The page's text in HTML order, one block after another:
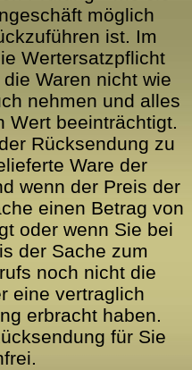
möglich
ist. Im
Wertersatzpflicht
Waren nicht wie
nehmen und alles
Wert beeinträchtigt.
Rücksendung zu
Ware der
wenn der Preis der
einen Betrag von
oder wenn Sie bei
der Sache zum
noch nicht die
eine vertraglich
erbracht haben.
für Sie